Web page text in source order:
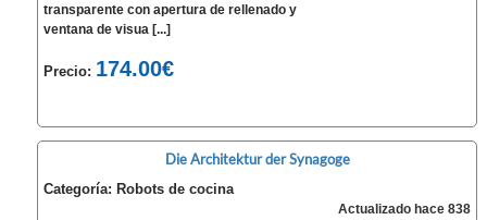
transparente con apertura de rellenado y
ventana de visua [...]
Precio: 174.00€
Die Architektur der Synagoge
Categoría: Robots de cocina
Actualizado hace 838